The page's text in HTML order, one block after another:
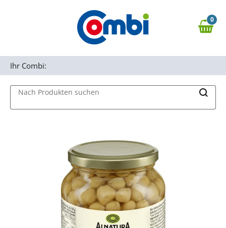
Zur Navigation springen
0,00 €
0
Nach Produkten suchen
Ihr Combi: